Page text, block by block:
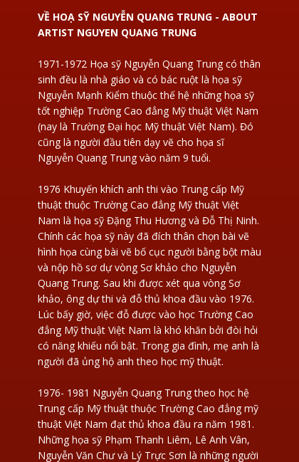
VỀ HOẠ SỸ NGUYỄN QUANG TRUNG - ABOUT
ARTIST NGUYEN QUANG TRUNG
1971-1972 Họa sỹ Nguyễn Quang Trung có thân
sinh đều là nhà giáo và có bác ruột là họa sỹ
Nguyễn Mạnh Kiểm thuộc thế hệ những họa sỹ
tốt nghiệp Trường Cao đẳng Mỹ thuật Việt Nam
(nay là Trường Đại học Mỹ thuật Việt Nam). Đó
cũng là người đầu tiên dạy vẽ cho họa sĩ
Nguyễn Quang Trung vào năm 9 tuổi.
1976 Khuyến khích anh thi vào Trung cấp Mỹ
thuật thuộc Trường Cao đẳng Mỹ thuật Việt
Nam là họa sỹ Đặng Thu Hương và Đỗ Thị Ninh.
Chính các họa sỹ này đã đích thân chọn bài vẽ
hình họa cùng bài vẽ bố cục người bằng bột màu
và nộp hồ sơ dự vòng Sơ khảo cho Nguyễn
Quang Trung. Sau khi được xét qua vòng Sơ
khảo, ông dự thi và đỗ thủ khoa đầu vào 1976.
Lúc bấy giờ, việc đỗ được vào học Trường Cao
đẳng Mỹ thuật Việt Nam là khó khăn bởi đòi hỏi
có năng khiếu nổi bật. Trong gia đình, mẹ anh là
người đã ủng hộ anh theo học mỹ thuật.
1976- 1981 Nguyễn Quang Trung theo học hệ
Trung cấp Mỹ thuật thuộc Trường Cao đẳng mỹ
thuật Việt Nam đạt thủ khoa đầu ra năm 1981.
Những họa sỹ Phạm Thanh Liêm, Lê Anh Vân,
Nguyễn Văn Chư và Lý Trực Sơn là những người